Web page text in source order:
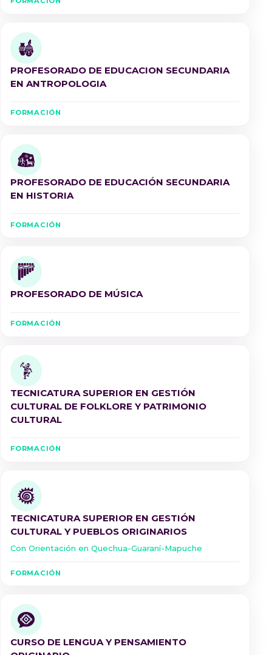
PROFESORADO DE EDUCACION SECUNDARIA
EN ANTROPOLOGIA
FORMACIÓN
PROFESORADO DE EDUCACIÓN SECUNDARIA
EN HISTORIA
FORMACIÓN
PROFESORADO DE MÚSICA
FORMACIÓN
TECNICATURA SUPERIOR EN GESTIÓN
CULTURAL DE FOLKLORE Y PATRIMONIO
CULTURAL
FORMACIÓN
TECNICATURA SUPERIOR EN GESTIÓN
CULTURAL Y PUEBLOS ORIGINARIOS
Con Orientación en Quechua-Guaraní-Mapuche
FORMACIÓN
CURSO DE LENGUA Y PENSAMIENTO